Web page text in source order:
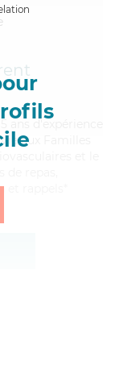
ans d'expérience
aux Familles
rappels*